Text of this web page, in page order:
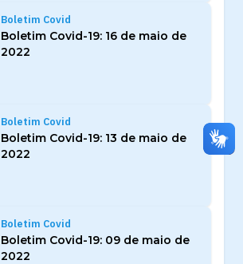
Boletim Covid
Boletim Covid-19: 16 de maio de
2022
Boletim Covid
Boletim Covid-19: 13 de maio de
2022
Boletim Covid
Boletim Covid-19: 09 de maio de
2022